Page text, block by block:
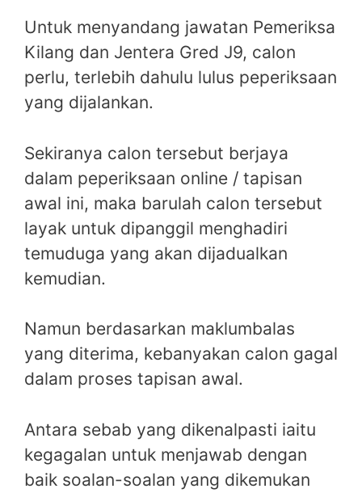
Untuk menyandang jawatan Pemeriksa
Kilang dan Jentera Gred J9, calon
perlu, terlebih dahulu lulus peperiksaan
yang dijalankan.
Sekiranya calon tersebut berjaya
dalam peperiksaan online / tapisan
awal ini, maka barulah calon tersebut
layak untuk dipanggil menghadiri
temuduga yang akan dijadualkan
kemudian.
Namun berdasarkan maklumbalas
yang diterima, kebanyakan calon gagal
dalam proses tapisan awal.
Antara sebab yang dikenalpasti iaitu
kegagalan untuk menjawab dengan
baik soalan-soalan yang dikemukan